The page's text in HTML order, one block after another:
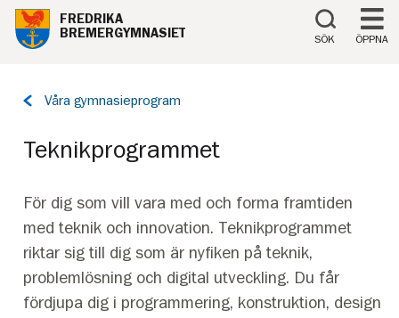
Till innehåll på sidan
FREDRIKA
BREMERGYMNASIET
SÖK ÖPPNA
Tillbaka
Våra gymnasieprogram
Teknikprogrammet
För dig som vill vara med och forma framtiden
med teknik och innovation. Teknikprogrammet
riktar sig till dig som är nyfiken på teknik,
problemlösning och digital utveckling. Du får
fördjupa dig i programmering, konstruktion, design